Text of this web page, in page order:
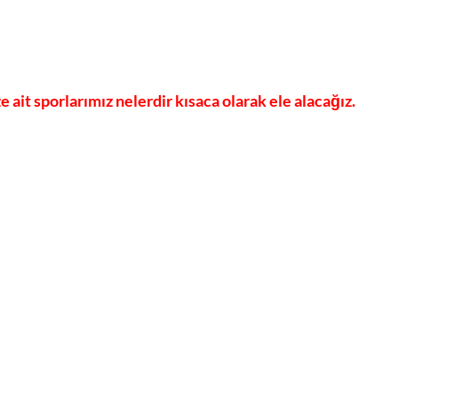
sporlarımız nelerdir kısaca olarak ele alacağız.